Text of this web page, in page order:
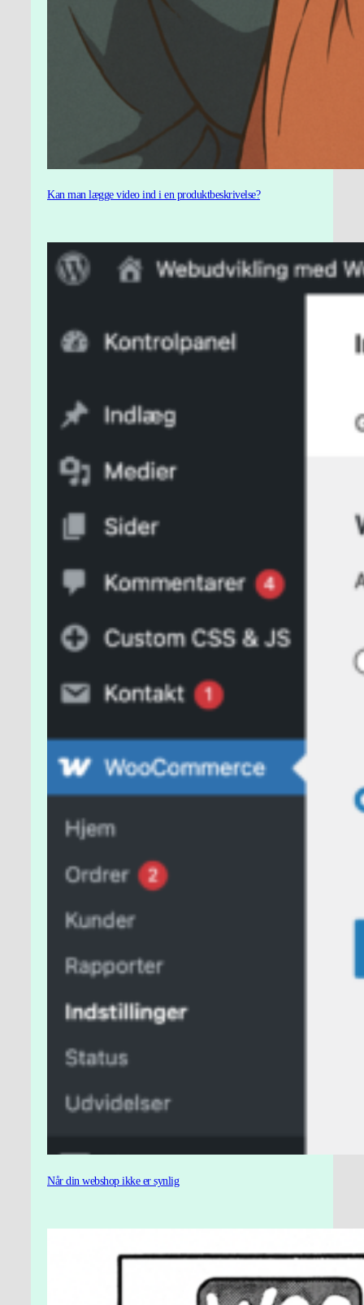
Når din webshop ikke er synlig
Kan man lægge video ind i en produktbeskrivelse?